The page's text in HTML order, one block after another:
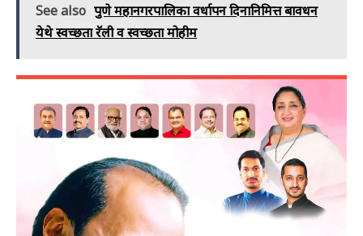
See also पुणे महानगरपालिका वर्धापन दिनानिमित्त बावधन
येथे स्वच्छता रॅली व स्वच्छता मोहीम